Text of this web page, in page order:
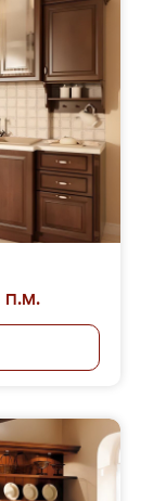
п.м.